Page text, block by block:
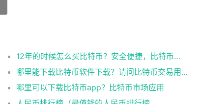
12年的时候怎么买比特币？安全便捷，比特币交易首选
哪里能下载比特币软件下载？请问比特币交易用什么软件
哪里可以下载比特币app？比特币市场应用